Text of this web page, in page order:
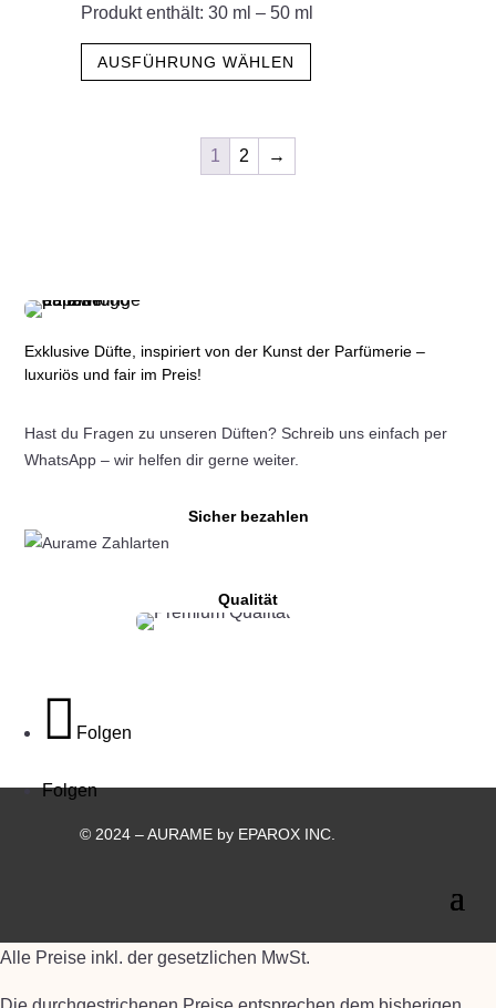
werden
Produkt enthält: 30 ml – 50 ml
AUSFÜHRUNG WÄHLEN
Dieses
Produktseite
1 2 →
Exklusive Düfte, inspiriert von der Kunst der Parfümerie –
luxuriös und fair im Preis!
Hast du Fragen zu unseren Düften? Schreib uns einfach per
WhatsApp – wir helfen dir gerne weiter.
Sicher bezahlen
Qualität
Folgen
Folgen
© 2024 – AURAME by EPAROX INC.
Alle Preise inkl. der gesetzlichen MwSt.